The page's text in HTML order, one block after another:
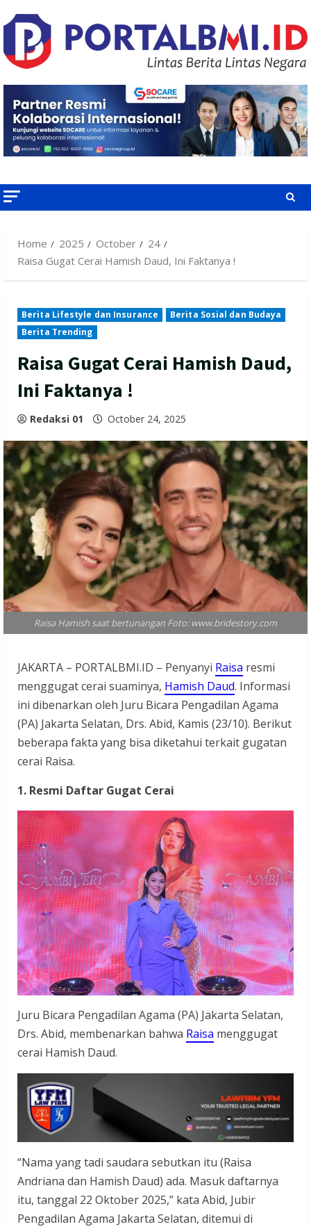
to
content
Home 2025 October
24
Raisa Gugat Cerai Hamish Daud, Ini Faktanya !
Berita Lifestyle dan Insurance
Berita Sosial dan Budaya
Berita Trending
Raisa Gugat Cerai Hamish Daud,
Ini Faktanya !
Redaksi 01 October 24, 2025
Raisa Hamish saat bertunangan Foto: www.bridestory.com
JAKARTA – PORTALBMI.ID – Penyanyi Raisa resmi
menggugat cerai suaminya, Hamish Daud. Informasi
ini dibenarkan oleh Juru Bicara Pengadilan Agama
(PA) Jakarta Selatan, Drs. Abid, Kamis (23/10). Berikut
beberapa fakta yang bisa diketahui terkait gugatan
cerai Raisa.
1. Resmi Daftar Gugat Cerai
Juru Bicara Pengadilan Agama (PA) Jakarta Selatan,
Drs. Abid, membenarkan bahwa Raisa menggugat
cerai Hamish Daud.
“Nama yang tadi saudara sebutkan itu (Raisa
Andriana dan Hamish Daud) ada. Masuk daftarnya
itu, tanggal 22 Oktober 2025,” kata Abid, Jubir
Pengadilan Agama Jakarta Selatan, ditemui di